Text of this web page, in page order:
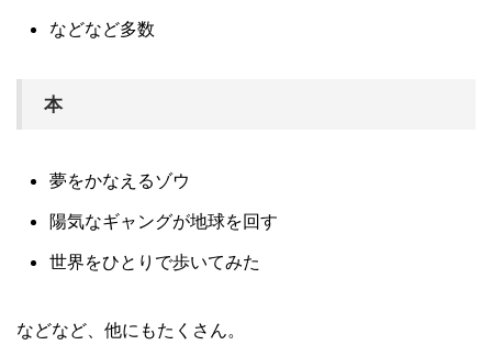
などなど多数
本
夢をかなえるゾウ
陽気なギャングが地球を回す
世界をひとりで歩いてみた
などなど、他にもたくさん。